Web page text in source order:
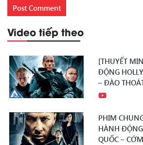
Video tiếp theo
[THUYẾT
ĐỘNG
– ĐÀO
PHIM
HÀNH
QUỐC –